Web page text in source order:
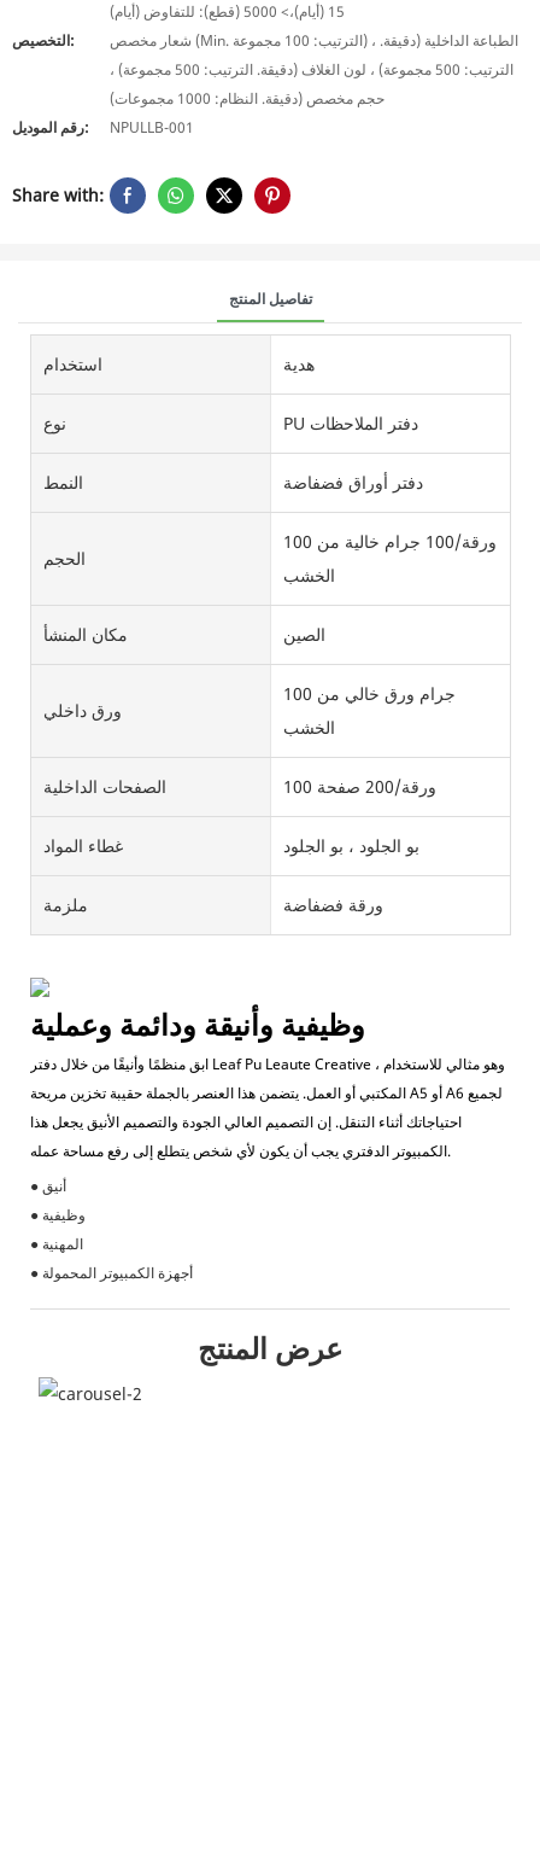
15 (أيام)،> 5000 (قطع): للتفاوض (أيام)
التخصيص:
شعار مخصص (Min. الترتيب: 100 مجموعة) ، الطباعة الداخلية (دقيقة.
الترتيب: 500 مجموعة) ، لون الغلاف (دقيقة. الترتيب: 500 مجموعة) ،
حجم مخصص (دقيقة. النظام: 1000 مجموعات)
رقم الموديل:
NPULLB-001
Share with:
تفاصيل المنتج
استخدام هدية
نوع PU دفتر الملاحظات
النمط دفتر أوراق فضفاضة
الحجم
100 ورقة/100 جرام خالية من
الخشب
مكان المنشأ الصين
ورق داخلي
100 جرام ورق خالي من
الخشب
الصفحات الداخلية 100 ورقة/200 صفحة
غطاء المواد بو الجلود ، بو الجلود
ملزمة ورقة فضفاضة
ابق منظمًا وأنيقًا من خلال دفتر Leaf Pu Leaute Creative ، وهو مثالي للاستخدام
المكتبي أو العمل. يتضمن هذا العنصر بالجملة حقيبة تخزين مريحة A5 أو A6 لجميع
احتياجاتك أثناء التنقل. إن التصميم العالي الجودة والتصميم الأنيق يجعل هذا
الكمبيوتر الدفتري يجب أن يكون لأي شخص يتطلع إلى رفع مساحة عمله.
● أنيق
● وظيفية
● المهنية
● أجهزة الكمبيوتر المحمولة
عرض المنتج